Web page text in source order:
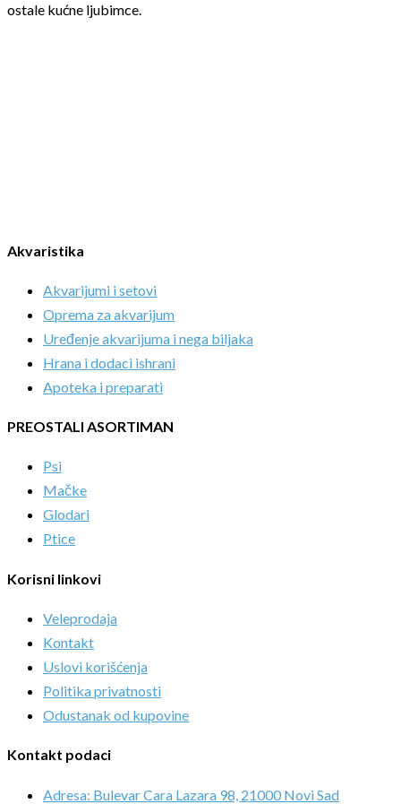
ostale kućne ljubimce.
Akvaristika
Akvarijumi i setovi
Oprema za akvarijum
Uređenje akvarijuma i nega biljaka
Hrana i dodaci ishrani
Apoteka i preparati
PREOSTALI ASORTIMAN
Psi
Mačke
Glodari
Ptice
Korisni linkovi
Veleprodaja
Kontakt
Uslovi korišćenja
Politika privatnosti
Odustanak od kupovine
Kontakt podaci
Adresa: Bulevar Cara Lazara 98, 21000 Novi Sad